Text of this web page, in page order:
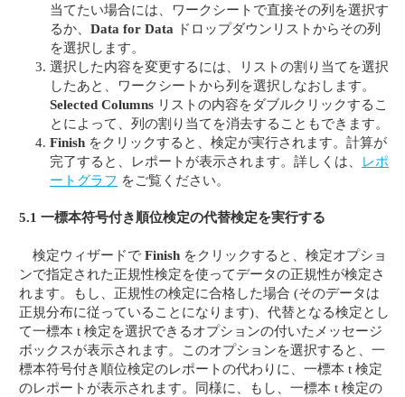
当てたい場合には、ワークシートで直接その列を選択す
るか、 Data for Data ドロップダウンリストからその列
を選択します。
選択した内容を変更するには、リストの割り当てを選択
したあと、ワークシートから列を選択しなおします。
Selected Columns リストの内容をダブルクリックするこ
とによって、列の割り当てを消去することもできます。
Finish をクリックすると、検定が実行されます。計算が
完了すると、レポートが表示されます。詳しくは、
レポ
ートグラフ をご覧ください。
5.1 一標本符号付き順位検定の代替検定を実行する
検定ウィザードでFinish をクリックすると、検定オプショ
ンで指定された正規性検定を使ってデータの正規性が検定さ
れます。もし、正規性の検定に合格した場合 (そのデータは
正規分布に従っていることになります)、代替となる検定とし
て一標本 t 検定を選択できるオプションの付いたメッセージ
ボックスが表示されます。このオプションを選択すると、一
標本符号付き順位検定のレポートの代わりに、一標本 t 検定
のレポートが表示されます。同様に、もし、一標本 t 検定の